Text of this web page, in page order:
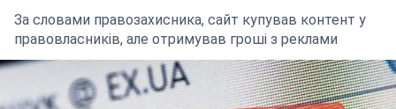
За словами правозахисника, сайт купував контент у
правовласників, але отримував гроші з реклами